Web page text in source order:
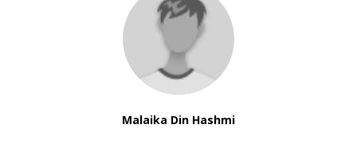
Malaika Din Hashmi